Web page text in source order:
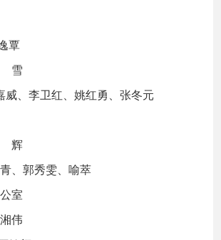
覃
雪
、李卫红、姚红勇、张冬元
辉
、郭秀雯、喻萃
室
伟